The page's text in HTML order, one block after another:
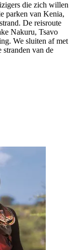
die zich willen
parken van Kenia,
De reisroute
Nakuru, Tsavo
We sluiten af met
stranden van de